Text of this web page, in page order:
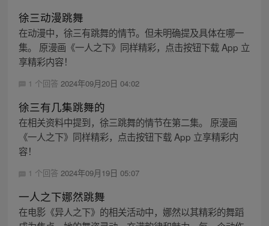
徐三动漫跳舞
在动漫中，徐三有跳舞的情节。但未明确提及具体在哪一
集。 原漫画《一人之下》同样精彩，点击按钮下载 App 立
享精彩内容！
1 个回答 2024年09月20日 04:02
徐三有几集跳舞的
在相关资料中提到，徐三跳舞的情节在第二集。 原漫画
《一人之下》同样精彩，点击按钮下载 App 立享精彩内
容！
1 个回答 2024年09月19日 05:07
一人之下娜然跳舞
在电影《异人之下》的相关活动中，娜然以其精彩的舞蹈